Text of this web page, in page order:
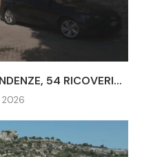
54 RICOVERI...
2026